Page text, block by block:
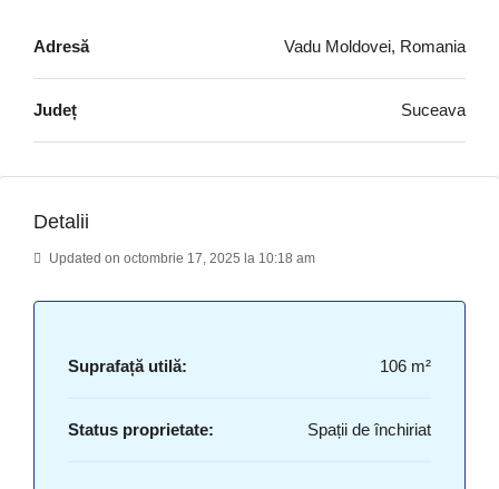
Adresă Vadu Moldovei, Romania
Județ Suceava
Detalii
Updated on octombrie 17, 2025 la 10:18 am
Suprafață utilă: 106 m²
Status proprietate: Spații de închiriat